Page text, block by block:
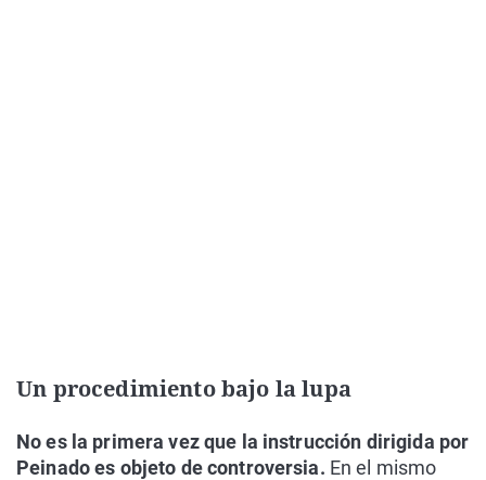
Un procedimiento bajo la lupa
No es la primera vez que la instrucción dirigida por
Peinado es objeto de controversia. En el mismo